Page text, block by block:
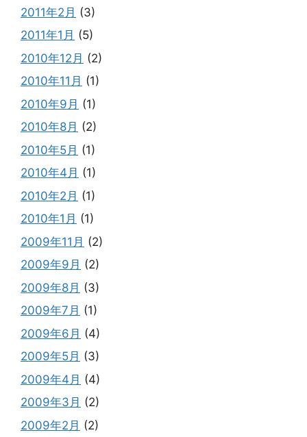
2011年2月 (3)
2011年1月 (5)
2010年12月 (2)
2010年11月 (1)
2010年9月 (1)
2010年8月 (2)
2010年5月 (1)
2010年4月 (1)
2010年2月 (1)
2010年1月 (1)
2009年11月 (2)
2009年9月 (2)
2009年8月 (3)
2009年7月 (1)
2009年6月 (4)
2009年5月 (3)
2009年4月 (4)
2009年3月 (2)
2009年2月 (2)